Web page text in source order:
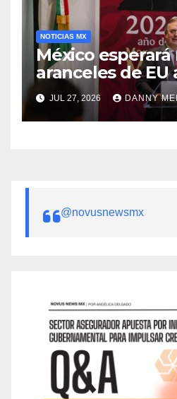
NOTICIAS MX
México esperará
aranceles de EU
volver a
Ebrard
JUL 27, 2026 DANNY
@novusnewsmx